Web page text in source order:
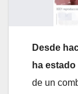
Desde
ha
de un